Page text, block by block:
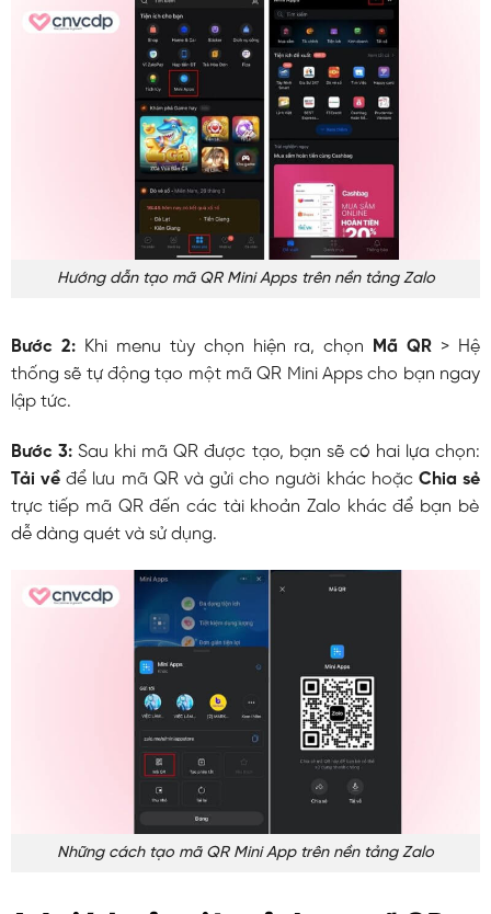
Hướng dẫn tạo mã QR Mini Apps trên nền tảng Zalo
Bước 2: Khi menu tùy chọn hiện ra, chọn Mã QR > Hệ
thống sẽ tự động tạo một mã QR Mini Apps cho bạn ngay
lập tức.
Bước 3:Sau khi mã QR được tạo, bạn sẽ có hai lựa chọn:
Tải vềđể lưu mã QR và gửi cho người khác hoặcChia sẻ
trực tiếp mã QR đến các tài khoản Zalo khác để bạn bè
dễ dàng quét và sử dụng.
Những cách tạo mã QR Mini App trên nền tảng Zalo